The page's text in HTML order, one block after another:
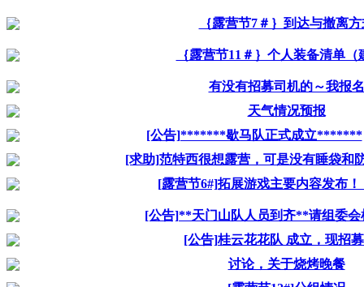
｛露营节7＃｝到达与撤离方
｛露营节11＃｝个人装备清单（
有没有招募司机的～我报名
天气情况预报
[公告]*******歇马队正式成立*******
[求助]范特西很想露营，可是没有睡袋和
[露营节6#]拓展游戏主要内容发布！
[公告]**天门山队人员到齐**请组委会
[公告]桂云花花队 成立，现招
讨论，关于烧烤晚餐